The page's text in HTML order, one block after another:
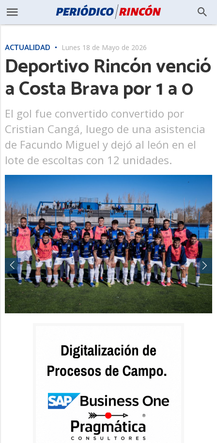
ACTUALIDAD Lunes 18 de Mayo de 2026
Deportivo Rincón venció
a Costa Brava por 1 a 0
El gol fue convertido convertido por
Cristian Cangá, luego de una asistencia
de Facundo Miguel y dejó al león en el
lote de escoltas con 12 unidades.